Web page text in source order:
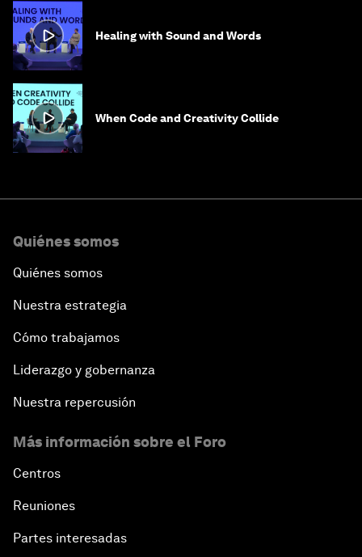
Healing with Sound and Words
When Code and Creativity Collide
Quiénes somos
Quiénes somos
Nuestra estrategia
Cómo trabajamos
Liderazgo y gobernanza
Nuestra repercusión
Más información sobre el Foro
Centros
Reuniones
Partes interesadas